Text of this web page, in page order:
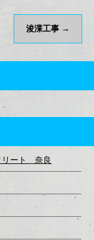
浚渫工事 →
リート 奈良